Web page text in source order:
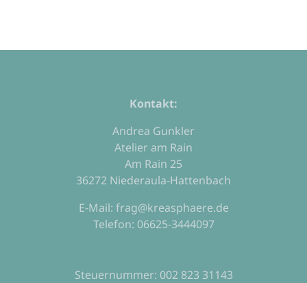
Kontakt:
Andrea Gunkler
Atelier am Rain
Am Rain 25
36272 Niederaula-Hattenbach
E-Mail: frag@kreasphaere.de
Telefon: 06625-3444097
Steuernummer: 002 823 31143